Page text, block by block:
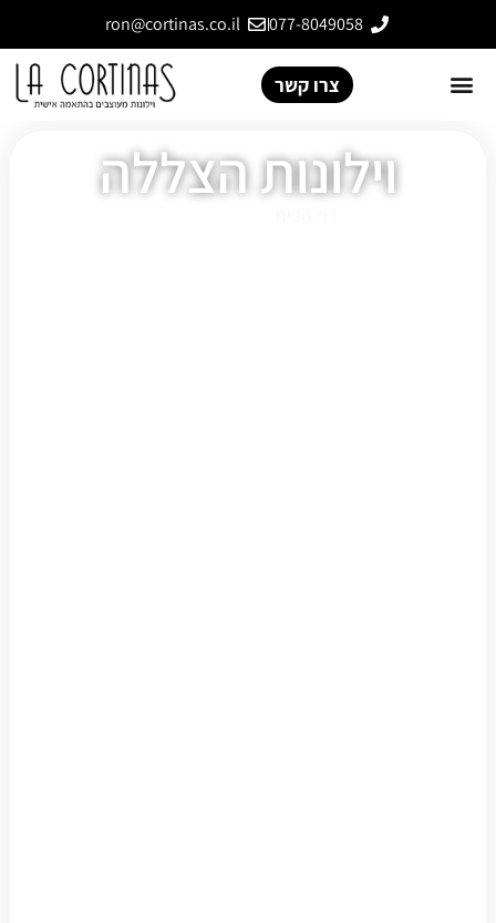
077-8049058
ron@cortinas.co.il
צרו קשר
וילונות הצללה